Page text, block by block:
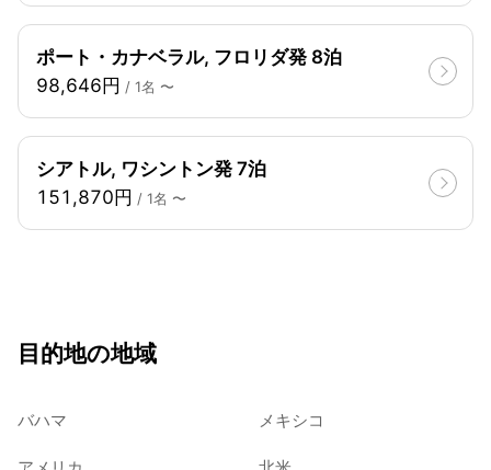
ポート・カナベラル, フロリダ発 8泊
98,646円 / 1名 〜
シアトル, ワシントン発 7泊
151,870円 / 1名 〜
目的地の地域
バハマ メキシコ